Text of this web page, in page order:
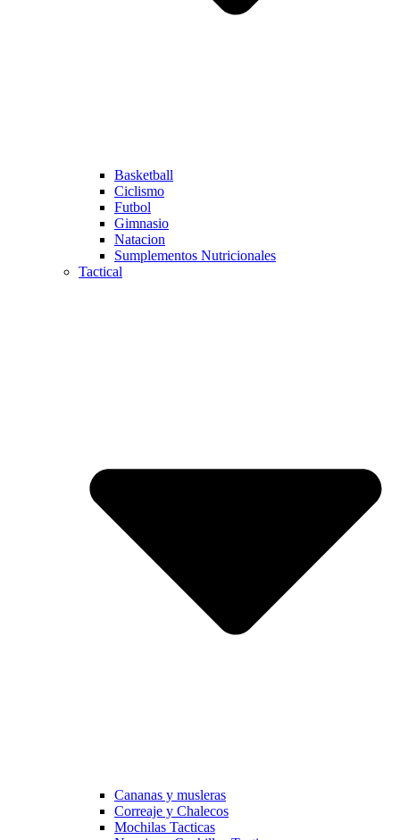
Basketball
Ciclismo
Futbol
Gimnasio
Natacion
Sumplementos Nutricionales
Tactical
Cananas y musleras
Correaje y Chalecos
Mochilas Tacticas